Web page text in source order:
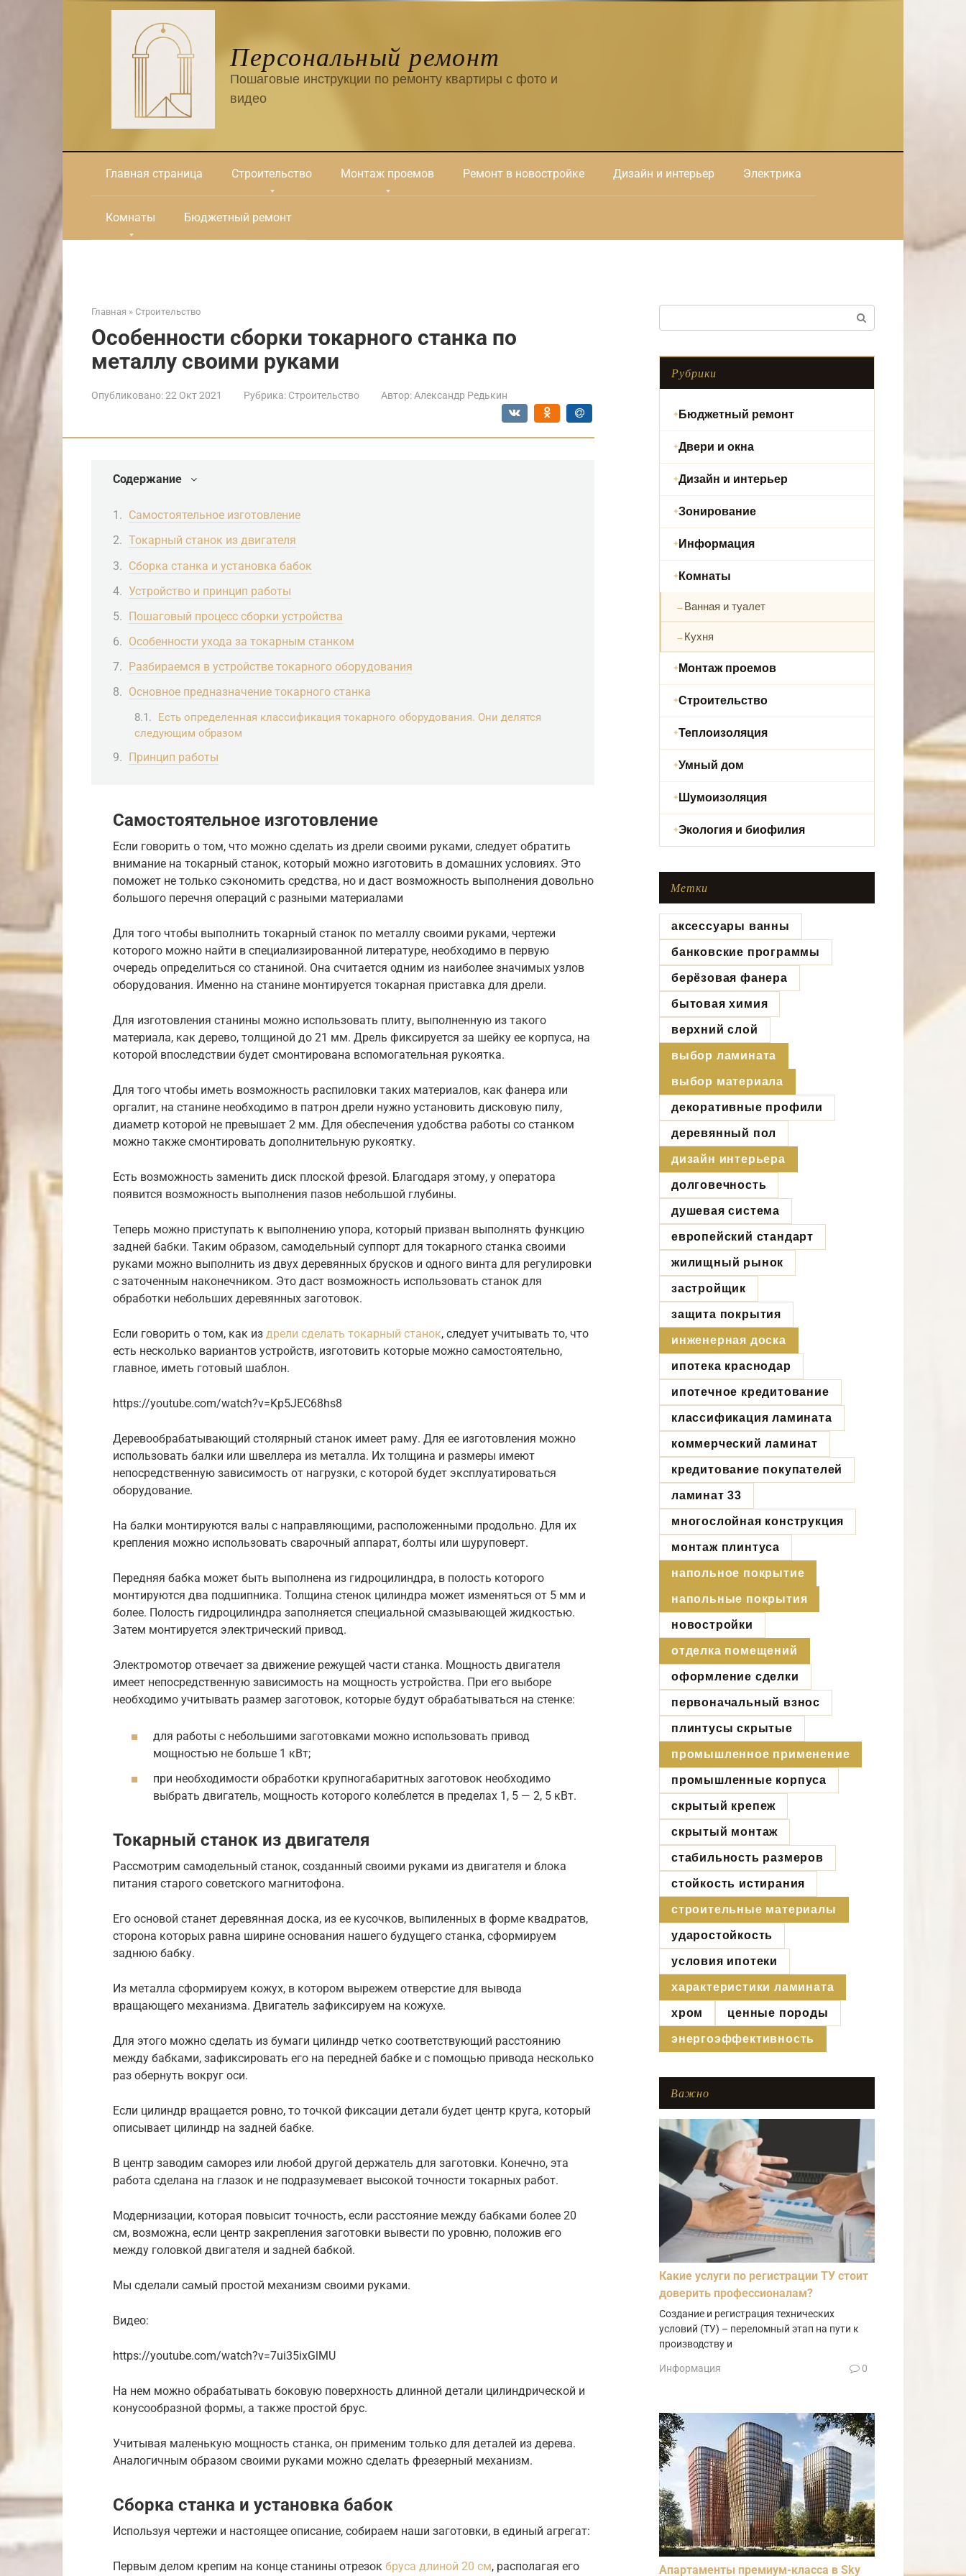
Персональный ремонт
Пошаговые инструкции по ремонту квартиры с фото и
видео
Главная страница Строительство Монтаж проемов Ремонт в новостройке Дизайн и интерьер Электрика
Комнаты Бюджетный ремонт
Главная » Строительство
Особенности сборки токарного станка по
металлу своими руками
Опубликовано:22 Окт 2021 Рубрика: Строительство Автор: Александр Редькин
Содержание
Самостоятельное изготовление
Токарный станок из двигателя
Сборка станка и установка бабок
Устройство и принцип работы
Пошаговый процесс сборки устройства
Особенности ухода за токарным станком
Разбираемся в устройстве токарного оборудования
Основное предназначение токарного станка
Есть определенная классификация токарного оборудования. Они делятся
следующим образом
Принцип работы
Самостоятельное изготовление
Если говорить о том, что можно сделать из дрели своими руками, следует обратить
внимание на токарный станок, который можно изготовить в домашних условиях. Это
поможет не только сэкономить средства, но и даст возможность выполнения довольно
большого перечня операций с разными материалами
Для того чтобы выполнить токарный станок по металлу своими руками, чертежи
которого можно найти в специализированной литературе, необходимо в первую
очередь определиться со станиной. Она считается одним из наиболее значимых узлов
оборудования. Именно на станине монтируется токарная приставка для дрели.
Для изготовления станины можно использовать плиту, выполненную из такого
материала, как дерево, толщиной до 21 мм. Дрель фиксируется за шейку ее корпуса, на
которой впоследствии будет смонтирована вспомогательная рукоятка.
Для того чтобы иметь возможность распиловки таких материалов, как фанера или
оргалит, на станине необходимо в патрон дрели нужно установить дисковую пилу,
диаметр которой не превышает 2 мм. Для обеспечения удобства работы со станком
можно также смонтировать дополнительную рукоятку.
Есть возможность заменить диск плоской фрезой. Благодаря этому, у оператора
появится возможность выполнения пазов небольшой глубины.
Теперь можно приступать к выполнению упора, который призван выполнять функцию
задней бабки. Таким образом, самодельный суппорт для токарного станка своими
руками можно выполнить из двух деревянных брусков и одного винта для регулировки
с заточенным наконечником. Это даст возможность использовать станок для
обработки небольших деревянных заготовок.
Если говорить о том, как из дрели сделать токарный станок, следует учитывать то, что
есть несколько вариантов устройств, изготовить которые можно самостоятельно,
главное, иметь готовый шаблон.
https://youtube.com/watch?v=Kp5JEC68hs8
Деревообрабатывающий столярный станок имеет раму. Для ее изготовления можно
использовать балки или швеллера из металла. Их толщина и размеры имеют
непосредственную зависимость от нагрузки, с которой будет эксплуатироваться
оборудование.
На балки монтируются валы с направляющими, расположенными продольно. Для их
крепления можно использовать сварочный аппарат, болты или шуруповерт.
Передняя бабка может быть выполнена из гидроцилиндра, в полость которого
монтируются два подшипника. Толщина стенок цилиндра может изменяться от 5 мм и
более. Полость гидроцилиндра заполняется специальной смазывающей жидкостью.
Затем монтируется электрический привод.
Электромотор отвечает за движение режущей части станка. Мощность двигателя
имеет непосредственную зависимость на мощность устройства. При его выборе
необходимо учитывать размер заготовок, которые будут обрабатываться на стенке:
для работы с небольшими заготовками можно использовать привод
мощностью не больше 1 кВт;
при необходимости обработки крупногабаритных заготовок необходимо
выбрать двигатель, мощность которого колеблется в пределах 1, 5 — 2, 5 кВт.
Токарный станок из двигателя
Рассмотрим самодельный станок, созданный своими руками из двигателя и блока
питания старого советского магнитофона.
Его основой станет деревянная доска, из ее кусочков, выпиленных в форме квадратов,
сторона которых равна ширине основания нашего будущего станка, сформируем
заднюю бабку.
Из металла сформируем кожух, в котором вырежем отверстие для вывода
вращающего механизма. Двигатель зафиксируем на кожухе.
Для этого можно сделать из бумаги цилиндр четко соответствующий расстоянию
между бабками, зафиксировать его на передней бабке и с помощью привода несколько
раз обернуть вокруг оси.
Если цилиндр вращается ровно, то точкой фиксации детали будет центр круга, который
описывает цилиндр на задней бабке.
В центр заводим саморез или любой другой держатель для заготовки. Конечно, эта
работа сделана на глазок и не подразумевает высокой точности токарных работ.
Модернизации, которая повысит точность, если расстояние между бабками более 20
см, возможна, если центр закрепления заготовки вывести по уровню, положив его
между головкой двигателя и задней бабкой.
Мы сделали самый простой механизм своими руками.
Видео:
https://youtube.com/watch?v=7ui35ixGlMU
На нем можно обрабатывать боковую поверхность длинной детали цилиндрической и
конусообразной формы, а также простой брус.
Учитывая маленькую мощность станка, он применим только для деталей из дерева.
Аналогичным образом своими руками можно сделать фрезерный механизм.
Сборка станка и установка бабок
Используя чертежи и настоящее описание, собираем наши заготовки, в единый агрегат:
Первым делом крепим на конце станины отрезок бруса длиной 20 см, располагая его
Рубрики
Бюджетный ремонт
Двери и окна
Дизайн и интерьер
Зонирование
Информация
Комнаты
Ванная и туалет
Кухня
Монтаж проемов
Строительство
Теплоизоляция
Умный дом
Шумоизоляция
Экология и биофилия
Метки
аксессуары ванны
банковские программы
берёзовая фанера
бытовая химия
верхний слой
выбор ламината
выбор материала
декоративные профили
деревянный пол
дизайн интерьера
долговечность
душевая система
европейский стандарт
жилищный рынок
застройщик
защита покрытия
инженерная доска
ипотека краснодар
ипотечное кредитование
классификация ламината
коммерческий ламинат
кредитование покупателей
ламинат 33
многослойная конструкция
монтаж плинтуса
напольное покрытие
напольные покрытия
новостройки
отделка помещений
оформление сделки
первоначальный взнос
плинтусы скрытые
промышленное применение
промышленные корпуса
скрытый крепеж
скрытый монтаж
стабильность размеров
стойкость истирания
строительные материалы
ударостойкость
условия ипотеки
характеристики ламината
хром ценные породы
энергоэффективность
Важно
Какие услуги по регистрации ТУ стоит
доверить профессионалам?
Создание и регистрация технических
условий (ТУ) – переломный этап на пути к
производству и
Информация 0
Апартаменты премиум-класса в Sky